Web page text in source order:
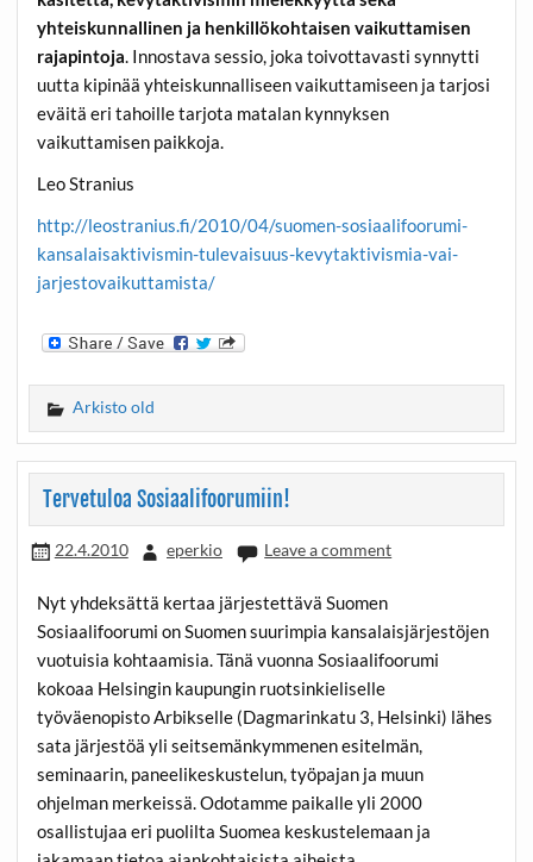
yhteiskunnallinen ja henkillökohtaisen vaikuttamisen
rajapintoja. Innostava sessio, joka toivottavasti synnytti
uutta kipinää yhteiskunnalliseen vaikuttamiseen ja tarjosi
eväitä eri tahoille tarjota matalan kynnyksen
vaikuttamisen paikkoja.
Leo Stranius
http://leostranius.fi/2010/04/suomen-sosiaalifoorumi-
kansalaisaktivismin-tulevaisuus-kevytaktivismia-vai-
jarjestovaikuttamista/
Arkisto old
Tervetuloa Sosiaalifoorumiin!
22.4.2010 eperkio Leave a comment
Nyt yhdeksättä kertaa järjestettävä Suomen
Sosiaalifoorumi on Suomen suurimpia kansalaisjärjestöjen
vuotuisia kohtaamisia. Tänä vuonna Sosiaalifoorumi
kokoaa Helsingin kaupungin ruotsinkieliselle
työväenopisto Arbikselle (Dagmarinkatu 3, Helsinki) lähes
sata järjestöä yli seitsemänkymmenen esitelmän,
seminaarin, paneelikeskustelun, työpajan ja muun
ohjelman merkeissä. Odotamme paikalle yli 2000
osallistujaa eri puolilta Suomea keskustelemaan ja